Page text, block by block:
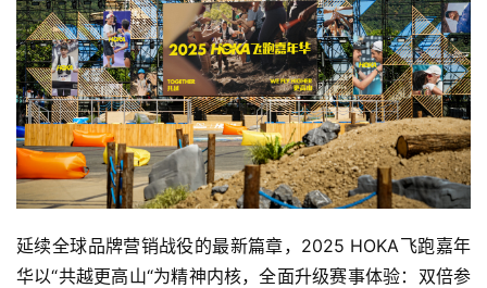
延续全球品牌营销战役的最新篇章，2025 HOKA飞跑嘉年
华以“共越更高山“为精神内核，全面升级赛事体验：双倍参